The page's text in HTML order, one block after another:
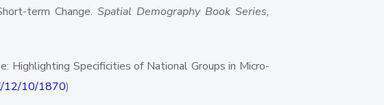
term Change. Spatial Demography Book Series,
Highlighting Specificities of National Groups in Micro-
12/10/1870)